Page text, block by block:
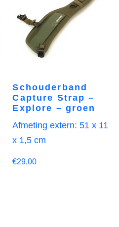
Schouderband
Capture Strap –
Explore – groen
Afmeting extern: 51 x 11
x 1,5 cm
€29,00